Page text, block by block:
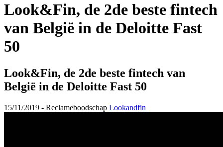
Look&Fin, de 2de beste fintech
van België in de Deloitte Fast
50
Look&Fin, de 2de beste fintech van
België in de Deloitte Fast 50
15/11/2019 - Reclameboodschap Lookandfin